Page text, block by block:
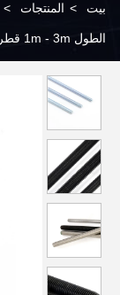
بيت > المنتجات >
الطول 1m - 3m قطر 3mm - 100mm